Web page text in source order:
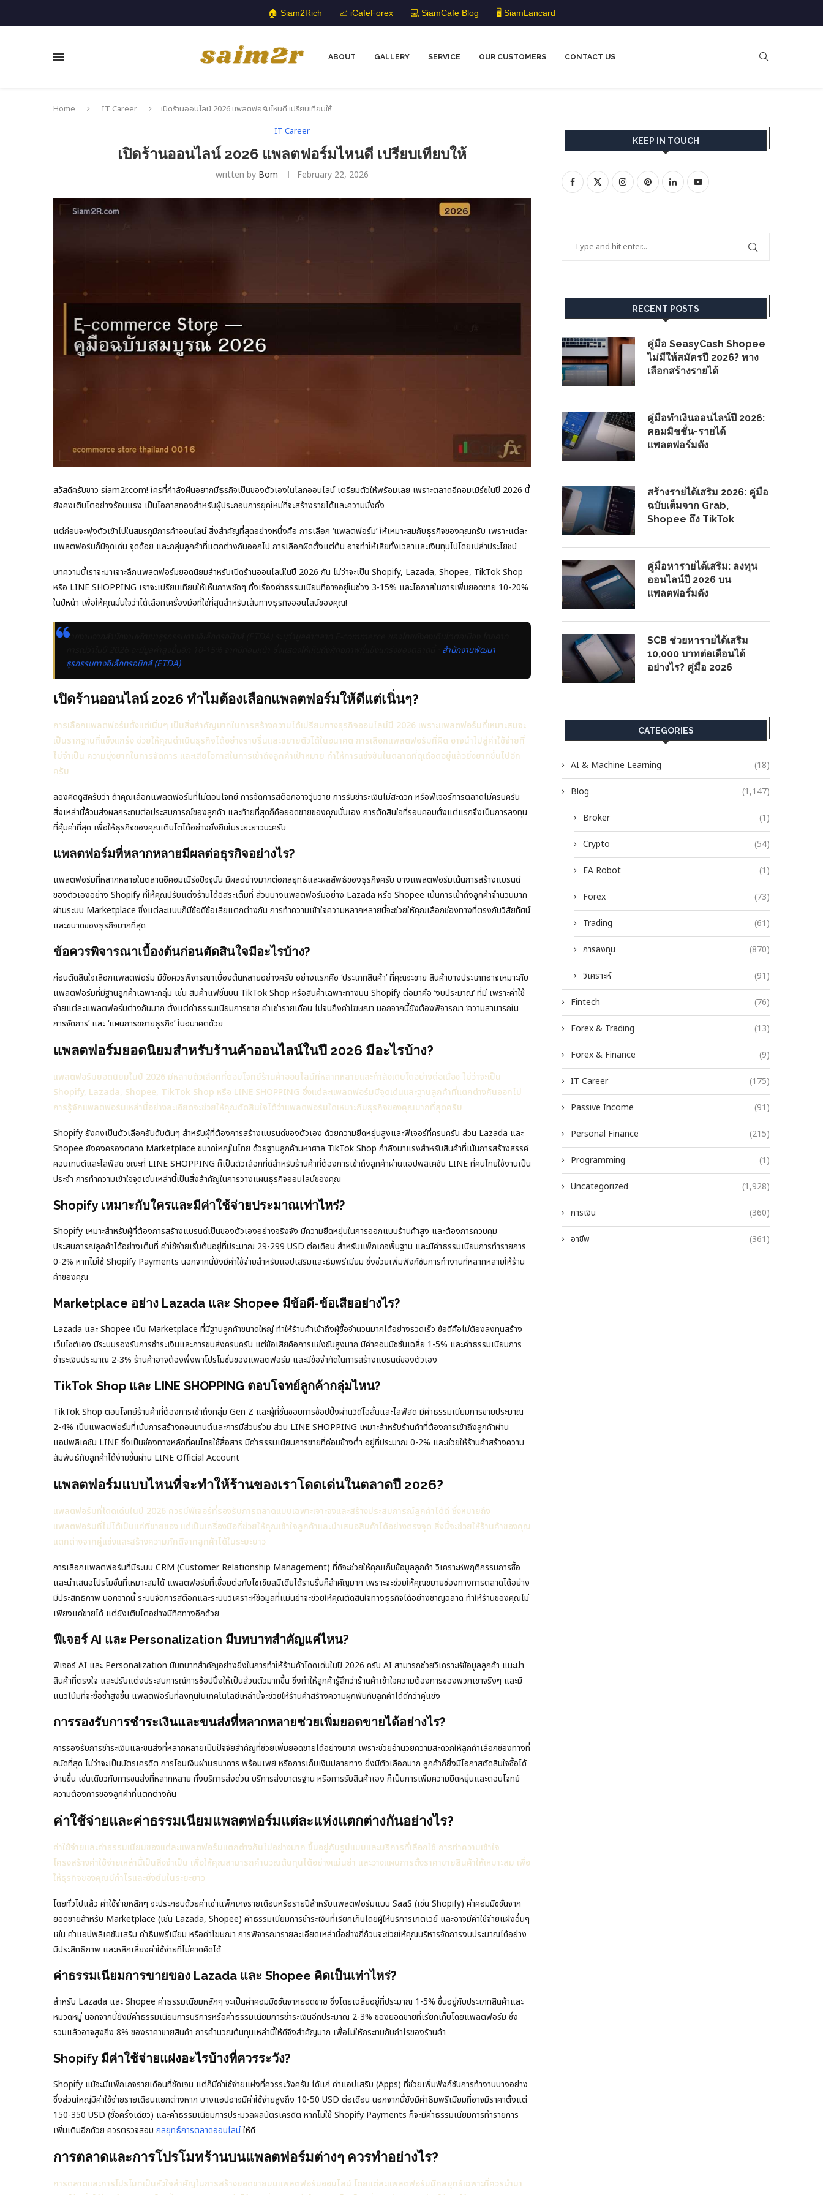
🏠 Siam2Rich 📈 iCafeForex 💻 SiamCafe Blog 🖥️ SiamLancard
ABOUT GALLERY SERVICE OUR CUSTOMERS CONTACT US
Home IT Career
เปิดร้านออนไลน์ 2026 แพลตฟอร์มไหนดี เปรียบเทียบให้
IT Career
เปิดร้านออนไลน์ 2026 แพลตฟอร์มไหนดี เปรียบเทียบให้
written by Bom February 22, 2026
สวัสดีครับชาว siam2r.com! ใครที่กำลังฝันอยากมีธุรกิจเป็นของตัวเองในโลกออนไลน์ เตรียมตัวให้พร้อมเลย เพราะตลาดอีคอมเมิร์ซในปี 2026 นี้
ยังคงเติบโตอย่างร้อนแรง เป็นโอกาสทองสำหรับผู้ประกอบการยุคใหม่ที่จะสร้างรายได้และความมั่งคั่ง
แต่ก่อนจะพุ่งตัวเข้าไปในสมรภูมิการค้าออนไลน์ สิ่งสำคัญที่สุดอย่างหนึ่งคือ การเลือก ‘แพลตฟอร์ม’ ให้เหมาะสมกับธุรกิจของคุณครับ เพราะแต่ละ
แพลตฟอร์มก็มีจุดเด่น จุดด้อย และกลุ่มลูกค้าที่แตกต่างกันออกไป การเลือกผิดตั้งแต่ต้น อาจทำให้เสียทั้งเวลาและเงินทุนไปโดยเปล่าประโยชน์
บทความนี้เราจะมาเจาะลึกแพลตฟอร์มยอดนิยมสำหรับเปิดร้านออนไลน์ในปี 2026 กัน ไม่ว่าจะเป็น Shopify, Lazada, Shopee, TikTok Shop
หรือ LINE SHOPPING เราจะเปรียบเทียบให้เห็นภาพชัดๆ ทั้งเรื่องค่าธรรมเนียมที่อาจอยู่ในช่วง 3-15% และโอกาสในการเพิ่มยอดขาย 10-20%
ในปีหน้า เพื่อให้คุณมั่นใจว่าได้เลือกเครื่องมือที่ใช่ที่สุดสำหรับเส้นทางธุรกิจออนไลน์ของคุณ!
รายงานจากสำนักงานพัฒนาธุรกรรมทางอิเล็กทรอนิกส์ (ETDA) ระบุว่ามูลค่าตลาด E-commerce ของไทยยังคงเติบโตต่อเนื่อง โดยคาด
สำนักงานพัฒนา
ธุรกรรมทางอิเล็กทรอนิกส์ (ETDA)
เปิดร้านออนไลน์ 2026 ทำไมต้องเลือกแพลตฟอร์มให้ดีแต่เนิ่นๆ?
การเลือกแพลตฟอร์มตั้งแต่เนิ่นๆ เป็นสิ่งสำคัญมากในการสร้างความได้เปรียบทางธุรกิจออนไลน์ปี 2026 เพราะแพลตฟอร์มที่เหมาะสมจะ
เป็นรากฐานที่แข็งแกร่ง ช่วยให้คุณดำเนินธุรกิจได้อย่างราบรื่นและขยายตัวได้ในอนาคต การเลือกแพลตฟอร์มที่ผิด อาจนำไปสู่ค่าใช้จ่ายที่
ไม่จำเป็น ความยุ่งยากในการจัดการ และเสียโอกาสในการเข้าถึงลูกค้าเป้าหมาย ทำให้การแข่งขันในตลาดที่ดุเดือดอยู่แล้วยิ่งยากขึ้นไปอีก
ครับ
ลองคิดดูสิครับว่า ถ้าคุณเลือกแพลตฟอร์มที่ไม่ตอบโจทย์ การจัดการสต็อกอาจวุ่นวาย การรับชำระเงินไม่สะดวก หรือฟีเจอร์การตลาดไม่ครบครัน
สิ่งเหล่านี้ล้วนส่งผลกระทบต่อประสบการณ์ของลูกค้า และท้ายที่สุดก็คือยอดขายของคุณนั่นเอง การตัดสินใจที่รอบคอบตั้งแต่แรกจึงเป็นการลงทุน
ที่คุ้มค่าที่สุด เพื่อให้ธุรกิจของคุณเติบโตได้อย่างยั่งยืนในระยะยาวนะครับ
แพลตฟอร์มที่หลากหลายมีผลต่อธุรกิจอย่างไร?
แพลตฟอร์มที่หลากหลายในตลาดอีคอมเมิร์ซปัจจุบัน มีผลอย่างมากต่อกลยุทธ์และผลลัพธ์ของธุรกิจครับ บางแพลตฟอร์มเน้นการสร้างแบรนด์
ของตัวเองอย่าง Shopify ที่ให้คุณปรับแต่งร้านได้อิสระเต็มที่ ส่วนบางแพลตฟอร์มอย่าง Lazada หรือ Shopee เน้นการเข้าถึงลูกค้าจำนวนมาก
ผ่านระบบ Marketplace ซึ่งแต่ละแบบก็มีข้อดีข้อเสียแตกต่างกัน การทำความเข้าใจความหลากหลายนี้จะช่วยให้คุณเลือกช่องทางที่ตรงกับวิสัยทัศน์
และขนาดของธุรกิจมากที่สุด
ข้อควรพิจารณาเบื้องต้นก่อนตัดสินใจมีอะไรบ้าง?
ก่อนตัดสินใจเลือกแพลตฟอร์ม มีข้อควรพิจารณาเบื้องต้นหลายอย่างครับ อย่างแรกคือ ‘ประเภทสินค้า’ ที่คุณจะขาย สินค้าบางประเภทอาจเหมาะกับ
แพลตฟอร์มที่มีฐานลูกค้าเฉพาะกลุ่ม เช่น สินค้าแฟชั่นบน TikTok Shop หรือสินค้าเฉพาะทางบน Shopify ต่อมาคือ ‘งบประมาณ’ ที่มี เพราะค่าใช้
จ่ายแต่ละแพลตฟอร์มต่างกันมาก ตั้งแต่ค่าธรรมเนียมการขาย ค่าเช่ารายเดือน ไปจนถึงค่าโฆษณา นอกจากนี้ยังต้องพิจารณา ‘ความสามารถใน
การจัดการ’ และ ‘แผนการขยายธุรกิจ’ ในอนาคตด้วย
แพลตฟอร์มยอดนิยมสำหรับร้านค้าออนไลน์ในปี 2026 มีอะไรบ้าง?
แพลตฟอร์มยอดนิยมในปี 2026 มีหลายตัวเลือกที่ตอบโจทย์ร้านค้าออนไลน์ที่หลากหลายและกำลังเติบโตอย่างต่อเนื่อง ไม่ว่าจะเป็น
Shopify, Lazada, Shopee, TikTok Shop หรือ LINE SHOPPING ซึ่งแต่ละแพลตฟอร์มมีจุดเด่นและฐานลูกค้าที่แตกต่างกันออกไป
การรู้จักแพลตฟอร์มเหล่านี้อย่างละเอียดจะช่วยให้คุณตัดสินใจได้ว่าแพลตฟอร์มใดเหมาะกับธุรกิจของคุณมากที่สุดครับ
Shopify ยังคงเป็นตัวเลือกอันดับต้นๆ สำหรับผู้ที่ต้องการสร้างแบรนด์ของตัวเอง ด้วยความยืดหยุ่นสูงและฟีเจอร์ที่ครบครัน ส่วน Lazada และ
Shopee ยังคงครองตลาด Marketplace ขนาดใหญ่ในไทย ด้วยฐานลูกค้ามหาศาล TikTok Shop กำลังมาแรงสำหรับสินค้าที่เน้นการสร้างสรรค์
คอนเทนต์และไลฟ์สด ขณะที่ LINE SHOPPING ก็เป็นตัวเลือกที่ดีสำหรับร้านค้าที่ต้องการเข้าถึงลูกค้าผ่านแอปพลิเคชัน LINE ที่คนไทยใช้งานเป็น
ประจำ การทำความเข้าใจจุดเด่นเหล่านี้เป็นสิ่งสำคัญในการวางแผนธุรกิจออนไลน์ของคุณ
Shopify เหมาะกับใครและมีค่าใช้จ่ายประมาณเท่าไหร่?
Shopify เหมาะสำหรับผู้ที่ต้องการสร้างแบรนด์เป็นของตัวเองอย่างจริงจัง มีความยืดหยุ่นในการออกแบบร้านค้าสูง และต้องการควบคุม
ประสบการณ์ลูกค้าได้อย่างเต็มที่ ค่าใช้จ่ายเริ่มต้นอยู่ที่ประมาณ 29-299 USD ต่อเดือน สำหรับแพ็กเกจพื้นฐาน และมีค่าธรรมเนียมการทำรายการ
0-2% หากไม่ใช้ Shopify Payments นอกจากนี้ยังมีค่าใช้จ่ายสำหรับแอปเสริมและธีมพรีเมียม ซึ่งช่วยเพิ่มฟังก์ชันการทำงานที่หลากหลายให้ร้าน
ค้าของคุณ
Marketplace อย่าง Lazada และ Shopee มีข้อดี-ข้อเสียอย่างไร?
Lazada และ Shopee เป็น Marketplace ที่มีฐานลูกค้าขนาดใหญ่ ทำให้ร้านค้าเข้าถึงผู้ซื้อจำนวนมากได้อย่างรวดเร็ว ข้อดีคือไม่ต้องลงทุนสร้าง
เว็บไซต์เอง มีระบบรองรับการชำระเงินและการขนส่งครบครัน แต่ข้อเสียคือการแข่งขันสูงมาก มีค่าคอมมิชชั่นเฉลี่ย 1-5% และค่าธรรมเนียมการ
ชำระเงินประมาณ 2-3% ร้านค้าอาจต้องพึ่งพาโปรโมชั่นของแพลตฟอร์ม และมีข้อจำกัดในการสร้างแบรนด์ของตัวเอง
TikTok Shop และ LINE SHOPPING ตอบโจทย์ลูกค้ากลุ่มไหน?
TikTok Shop ตอบโจทย์ร้านค้าที่ต้องการเข้าถึงกลุ่ม Gen Z และผู้ที่ชื่นชอบการช้อปปิ้งผ่านวิดีโอสั้นและไลฟ์สด มีค่าธรรมเนียมการขายประมาณ
2-4% เป็นแพลตฟอร์มที่เน้นการสร้างคอนเทนต์และการมีส่วนร่วม ส่วน LINE SHOPPING เหมาะสำหรับร้านค้าที่ต้องการเข้าถึงลูกค้าผ่าน
แอปพลิเคชัน LINE ซึ่งเป็นช่องทางหลักที่คนไทยใช้สื่อสาร มีค่าธรรมเนียมการขายที่ค่อนข้างต่ำ อยู่ที่ประมาณ 0-2% และช่วยให้ร้านค้าสร้างความ
สัมพันธ์กับลูกค้าได้ง่ายขึ้นผ่าน LINE Official Account
แพลตฟอร์มแบบไหนที่จะทำให้ร้านของเราโดดเด่นในตลาดปี 2026?
แพลตฟอร์มที่โดดเด่นในปี 2026 ควรมีฟีเจอร์ที่รองรับการตลาดแบบเฉพาะเจาะจงและสร้างประสบการณ์ลูกค้าได้ดี ซึ่งหมายถึง
แพลตฟอร์มที่ไม่ได้เป็นแค่ที่ขายของ แต่เป็นเครื่องมือที่ช่วยให้คุณเข้าใจลูกค้าและนำเสนอสินค้าได้อย่างตรงจุด สิ่งนี้จะช่วยให้ร้านค้าของคุณ
แตกต่างจากคู่แข่งและสร้างความภักดีจากลูกค้าได้ในระยะยาว
การเลือกแพลตฟอร์มที่มีระบบ CRM (Customer Relationship Management) ที่ดีจะช่วยให้คุณเก็บข้อมูลลูกค้า วิเคราะห์พฤติกรรมการซื้อ
และนำเสนอโปรโมชั่นที่เหมาะสมได้ แพลตฟอร์มที่เชื่อมต่อกับโซเชียลมีเดียได้ราบรื่นก็สำคัญมาก เพราะจะช่วยให้คุณขยายช่องทางการตลาดได้อย่าง
มีประสิทธิภาพ นอกจากนี้ ระบบจัดการสต็อกและระบบวิเคราะห์ข้อมูลที่แม่นยำจะช่วยให้คุณตัดสินใจทางธุรกิจได้อย่างชาญฉลาด ทำให้ร้านของคุณไม่
เพียงแค่ขายได้ แต่ยังเติบโตอย่างมีทิศทางอีกด้วย
ฟีเจอร์ AI และ Personalization มีบทบาทสำคัญแค่ไหน?
ฟีเจอร์ AI และ Personalization มีบทบาทสำคัญอย่างยิ่งในการทำให้ร้านค้าโดดเด่นในปี 2026 ครับ AI สามารถช่วยวิเคราะห์ข้อมูลลูกค้า แนะนำ
สินค้าที่ตรงใจ และปรับแต่งประสบการณ์การช้อปปิ้งให้เป็นส่วนตัวมากขึ้น ซึ่งทำให้ลูกค้ารู้สึกว่าร้านค้าเข้าใจความต้องการของพวกเขาจริงๆ และมี
แนวโน้มที่จะซื้อซ้ำสูงขึ้น แพลตฟอร์มที่ลงทุนในเทคโนโลยีเหล่านี้จะช่วยให้ร้านค้าสร้างความผูกพันกับลูกค้าได้ดีกว่าคู่แข่ง
การรองรับการชำระเงินและขนส่งที่หลากหลายช่วยเพิ่มยอดขายได้อย่างไร?
การรองรับการชำระเงินและขนส่งที่หลากหลายเป็นปัจจัยสำคัญที่ช่วยเพิ่มยอดขายได้อย่างมาก เพราะช่วยอำนวยความสะดวกให้ลูกค้าเลือกช่องทางที่
ถนัดที่สุด ไม่ว่าจะเป็นบัตรเครดิต การโอนเงินผ่านธนาคาร พร้อมเพย์ หรือการเก็บเงินปลายทาง ยิ่งมีตัวเลือกมาก ลูกค้าก็ยิ่งมีโอกาสตัดสินใจซื้อได้
ง่ายขึ้น เช่นเดียวกับการขนส่งที่หลากหลาย ทั้งบริการส่งด่วน บริการส่งมาตรฐาน หรือการรับสินค้าเอง ก็เป็นการเพิ่มความยืดหยุ่นและตอบโจทย์
ความต้องการของลูกค้าที่แตกต่างกัน
ค่าใช้จ่ายและค่าธรรมเนียมแพลตฟอร์มแต่ละแห่งแตกต่างกันอย่างไร?
ค่าใช้จ่ายและค่าธรรมเนียมของแต่ละแพลตฟอร์มแตกต่างกันไปอย่างมาก ขึ้นอยู่กับรูปแบบและบริการที่เลือกใช้ การทำความเข้าใจ
โครงสร้างค่าใช้จ่ายเหล่านี้เป็นสิ่งจำเป็น เพื่อให้คุณสามารถคำนวณต้นทุนได้อย่างแม่นยำ และวางแผนการตั้งราคาขายสินค้าให้เหมาะสม เพื่อ
ให้ธุรกิจของคุณมีกำไรและยั่งยืนในระยะยาว
โดยทั่วไปแล้ว ค่าใช้จ่ายหลักๆ จะประกอบด้วยค่าเช่าแพ็กเกจรายเดือนหรือรายปีสำหรับแพลตฟอร์มแบบ SaaS (เช่น Shopify) ค่าคอมมิชชั่นจาก
ยอดขายสำหรับ Marketplace (เช่น Lazada, Shopee) ค่าธรรมเนียมการชำระเงินที่เรียกเก็บโดยผู้ให้บริการเกตเวย์ และอาจมีค่าใช้จ่ายแฝงอื่นๆ
เช่น ค่าแอปพลิเคชันเสริม ค่าธีมพรีเมียม หรือค่าโฆษณา การพิจารณารายละเอียดเหล่านี้อย่างถี่ถ้วนจะช่วยให้คุณบริหารจัดการงบประมาณได้อย่าง
มีประสิทธิภาพ และหลีกเลี่ยงค่าใช้จ่ายที่ไม่คาดคิดได้
ค่าธรรมเนียมการขายของ Lazada และ Shopee คิดเป็นเท่าไหร่?
สำหรับ Lazada และ Shopee ค่าธรรมเนียมหลักๆ จะเป็นค่าคอมมิชชั่นจากยอดขาย ซึ่งโดยเฉลี่ยอยู่ที่ประมาณ 1-5% ขึ้นอยู่กับประเภทสินค้าและ
หมวดหมู่ นอกจากนี้ยังมีค่าธรรมเนียมการบริการหรือค่าธรรมเนียมการชำระเงินอีกประมาณ 2-3% ของยอดขายที่เรียกเก็บโดยแพลตฟอร์ม ซึ่ง
รวมแล้วอาจสูงถึง 8% ของราคาขายสินค้า การคำนวณต้นทุนเหล่านี้ให้ดีจึงสำคัญมาก เพื่อไม่ให้กระทบกับกำไรของร้านค้า
Shopify มีค่าใช้จ่ายแฝงอะไรบ้างที่ควรระวัง?
Shopify แม้จะมีแพ็กเกจรายเดือนที่ชัดเจน แต่ก็มีค่าใช้จ่ายแฝงที่ควรระวังครับ ได้แก่ ค่าแอปเสริม (Apps) ที่ช่วยเพิ่มฟังก์ชันการทำงานบางอย่าง
ซึ่งส่วนใหญ่มีค่าใช้จ่ายรายเดือนแยกต่างหาก บางแอปอาจมีค่าใช้จ่ายสูงถึง 10-50 USD ต่อเดือน นอกจากนี้ยังมีค่าธีมพรีเมียมที่อาจมีราคาตั้งแต่
150-350 USD (ซื้อครั้งเดียว) และค่าธรรมเนียมการประมวลผลบัตรเครดิต หากไม่ใช้ Shopify Payments ก็จะมีค่าธรรมเนียมการทำรายการ
เพิ่มเติมอีกด้วย ควรตรวจสอบ กลยุทธ์การตลาดออนไลน์ให้ดี
การตลาดและการโปรโมทร้านบนแพลตฟอร์มต่างๆ ควรทำอย่างไร?
การตลาดและการโปรโมทเป็นหัวใจสำคัญในการสร้างยอดขายบนแพลตฟอร์มออนไลน์ โดยแต่ละแพลตฟอร์มมีกลยุทธ์เฉพาะที่ควรนำมา
KEEP IN TOUCH
RECENT POSTS
คู่มือ SeasyCash Shopee
ไม่มีให้สมัครปี 2026? ทาง
เลือกสร้างรายได้
คู่มือทำเงินออนไลน์ปี 2026:
คอมมิชชั่น-รายได้
แพลตฟอร์มดัง
สร้างรายได้เสริม 2026: คู่มือ
ฉบับเต็มจาก Grab,
Shopee ถึง TikTok
คู่มือหารายได้เสริม: ลงทุน
ออนไลน์ปี 2026 บน
แพลตฟอร์มดัง
SCB ช่วยหารายได้เสริม
10,000 บาทต่อเดือนได้
อย่างไร? คู่มือ 2026
CATEGORIES
AI & Machine Learning (18)
Blog (1,147)
Broker (1)
Crypto (54)
EA Robot (1)
Forex (73)
Trading (61)
การลงทุน (870)
วิเคราะห์ (91)
Fintech (76)
Forex & Trading (13)
Forex & Finance (9)
IT Career (175)
Passive Income (91)
Personal Finance (215)
Programming (1)
Uncategorized (1,928)
การเงิน (360)
อาชีพ (361)